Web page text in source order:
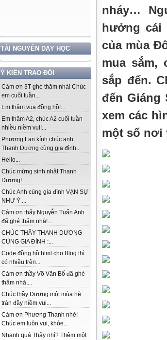
TÀI NGUYÊN DẠY HỌC
Ý KIẾN TRAO ĐỔI
Cám ơn 3T ghé thăm nhà! Chúc
em cuối tuần...
Em thăm vua đồng hồ!...
Em thăm A2, chúc A2 cuối tuần
nhiều niềm vui!...
Phương Lan kính chúc anh
Thanh Dương cùng gia đình...
Hello...
Chúc mừng sinh nhật Thanh
Dương!...
Chúc Anh cùng gia đình VẠN SỰ
NHƯ Ý ...
Cám ơn thấy Nguyễn Tuấn Anh
đã ghé thăm nhà!...
CHÚC THẦY THANH DƯƠNG
CÙNG GIA ĐÌNH :...
Code đồng hồ html cho Blog thì
có nhiều trên...
Cám ơn thầy Võ Văn Bổ đã ghé
thăm nhà,...
Chúc thầy Dương một mùa hè
tràn đầy niềm vui...
Cám ơn Phương Thanh nhé!
Chúc em luôn vui, khỏe...
Nhanh quá Thầy nhỉ? Thêm một
nháy…
hưởng cái
của mùa
mua sắm,
sắp đến.
đến Giáng
xem các
một số nơi